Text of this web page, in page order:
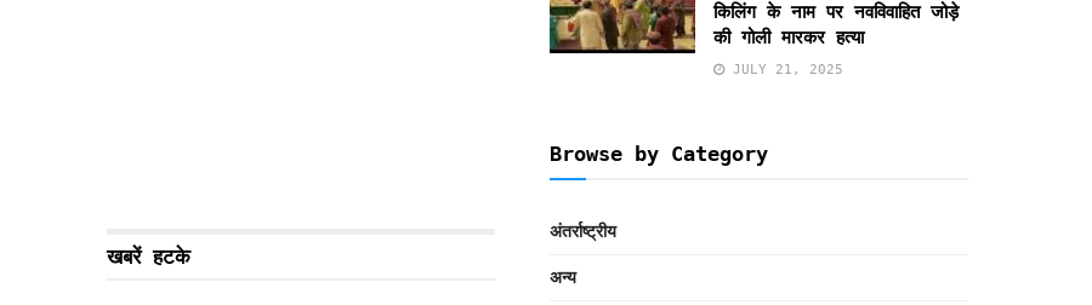
खबरें हटके
किलिंग के नाम पर नवविवाहित जोड़े
की गोली मारकर हत्या
JULY 21, 2025
Browse by Category
अंतर्राष्ट्रीय
अन्य